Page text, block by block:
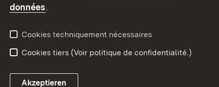
données.
Cookies techniquement nécessaires
Cookies tiers (Voir politique de confidentialité.)
Akzeptieren